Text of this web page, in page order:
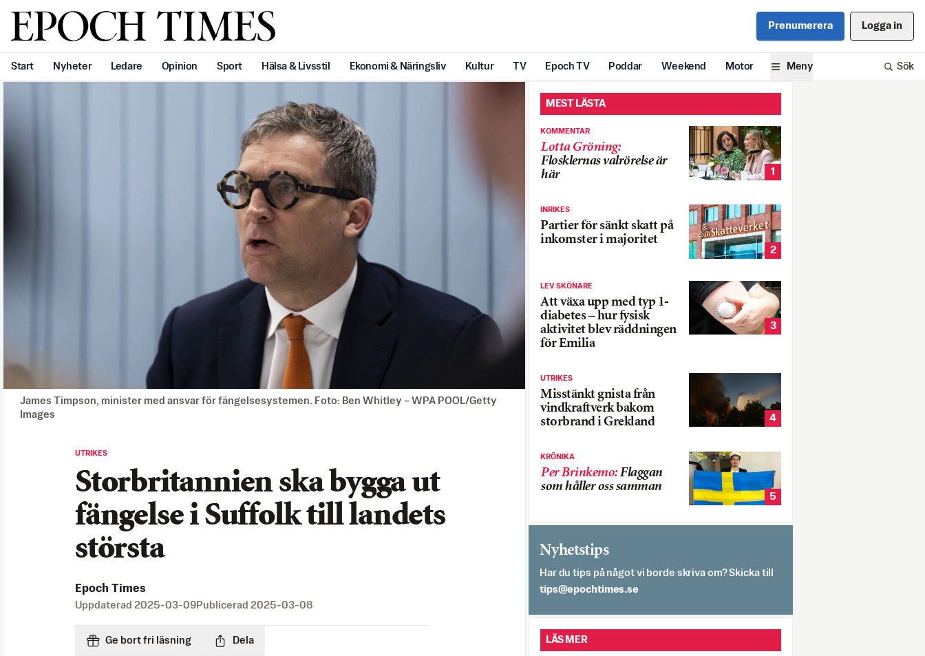
Svenska Epoch Times Prenumerera Logga in
Start Nyheter Ledare Opinion Sport Hälsa & Livsstil Ekonomi & Näringsliv Kultur TV Epoch TV Poddar Weekend Motor Meny Sök
James Timpson, minister med ansvar för fängelsesystemen. Foto: Ben Whitley – WPA POOL/Getty
Images
UTRIKES
Storbritannien ska bygga ut
fängelse i Suffolk till landets
största
Epoch Times
Uppdaterad 2025-03-09 Publicerad 2025-03-08
Ge bort fri läsning Dela
MEST LÄSTA
KOMMENTAR
Lotta Gröning:
Flosklernas valrörelse är
här
1
INRIKES
Partier för sänkt skatt på
inkomster i majoritet
2
LEV SKÖNARE
Att växa upp med typ 1-
diabetes – hur fysisk
aktivitet blev räddningen
för Emilia
3
UTRIKES
Misstänkt gnista från
vindkraftverk bakom
storbrand i Grekland
4
KRÖNIKA
Per Brinkemo:Flaggan
som håller oss samman
5
Nyhetstips
Har du tips på något vi borde skriva om? Skicka till
es.semithcope@spit
LÄS MER